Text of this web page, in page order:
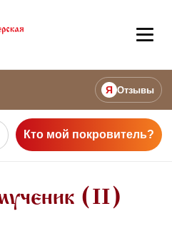
Я Отзывы
Кто мой покровитель?
(II)